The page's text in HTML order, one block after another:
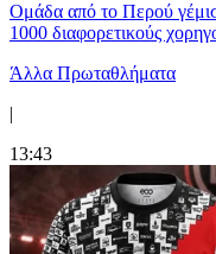
Ομάδα από το Περού
1000 διαφορετικούς
Άλλα Πρωταθλήματα
|
13:43